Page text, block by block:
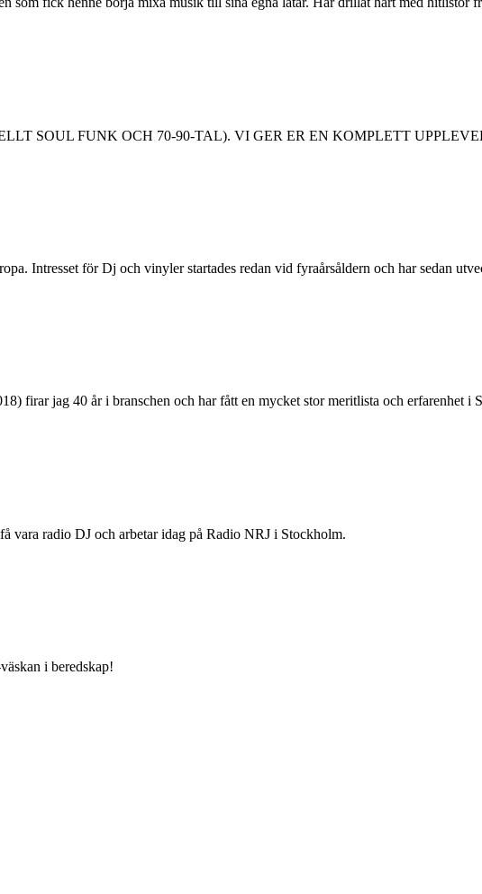
SOUL FUNK OCH 70-90-TAL). VI GER ER EN KOMPLETT
Intresset för Dj och vinyler startades redan vid fyraårsåldern och har sedan
firar jag 40 år i branschen och har fått en mycket stor meritlista och erfarenhet i
vara radio DJ och arbetar idag på Radio NRJ i Stockholm.
i beredskap!